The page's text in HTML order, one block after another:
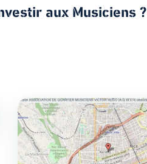
aux Musiciens ?